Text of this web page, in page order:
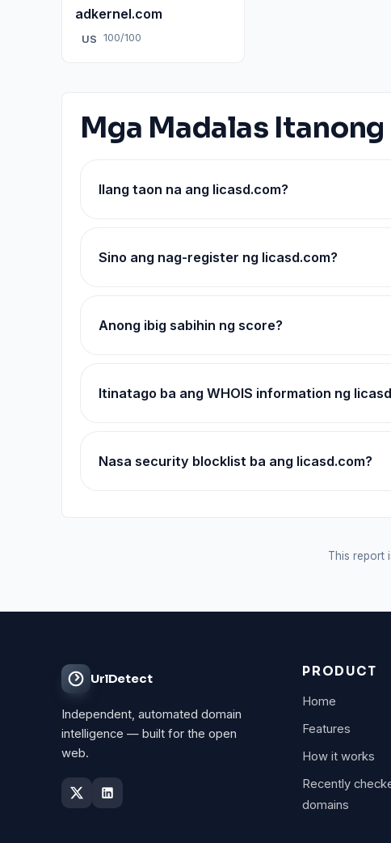
adkernel.com
US 100/100
Mga Madalas Itanong
Ilang taon na ang licasd.com?
Sino ang nag-register ng licasd.com?
Anong ibig sabihin ng score?
Itinatago ba ang WHOIS information ng
Nasa security blocklist ba ang licasd.com?
This report
UrlDetect
Independent, automated domain
intelligence — built for the open
web.
PRODUCT
Home
Features
How it works
Recently
domains